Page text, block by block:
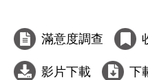
滿意度調查
影片下載 下